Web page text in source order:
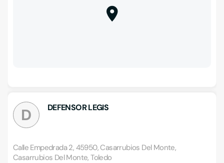
D DEFENSOR LEGIS
Calle Empedrada 2, 45950, Casarrubios Del Monte,
Casarrubios Del Monte, Toledo